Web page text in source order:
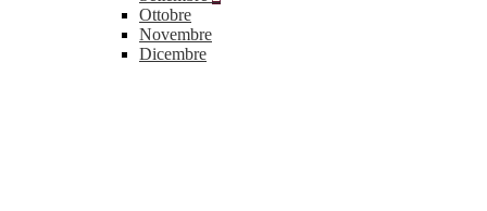
Ottobre
Novembre
Dicembre